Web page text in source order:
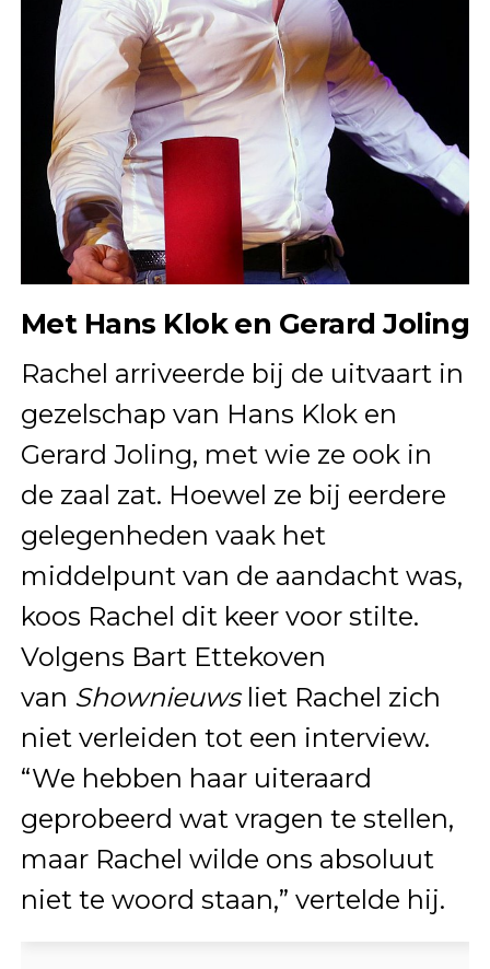
Met Hans Klok en Gerard Joling
Rachel arriveerde bij de uitvaart in
gezelschap van Hans Klok en
Gerard Joling, met wie ze ook in
de zaal zat. Hoewel ze bij eerdere
gelegenheden vaak het
middelpunt van de aandacht was,
koos Rachel dit keer voor stilte.
Volgens Bart Ettekoven
van Shownieuwsliet Rachel zich
niet verleiden tot een interview.
“We hebben haar uiteraard
geprobeerd wat vragen te stellen,
maar Rachel wilde ons absoluut
niet te woord staan,” vertelde hij.